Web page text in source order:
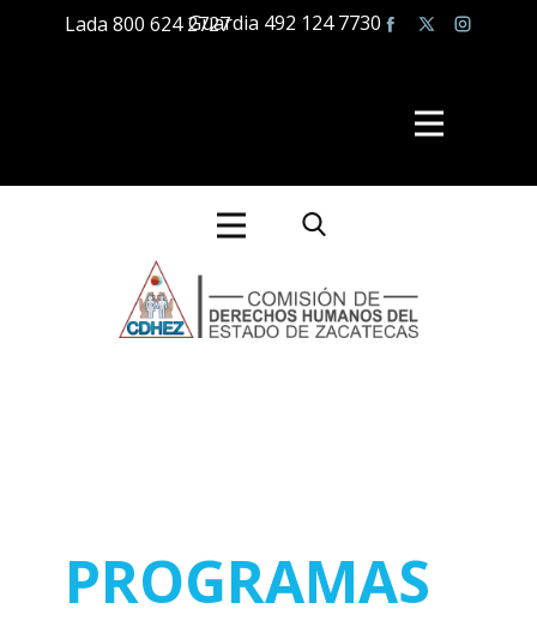
Lada 800 624 2727Guardia 492 124 7730
PROGRAMAS